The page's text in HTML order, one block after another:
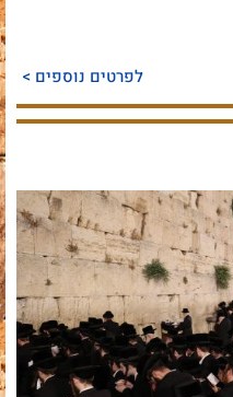
לפרטים נוספים >